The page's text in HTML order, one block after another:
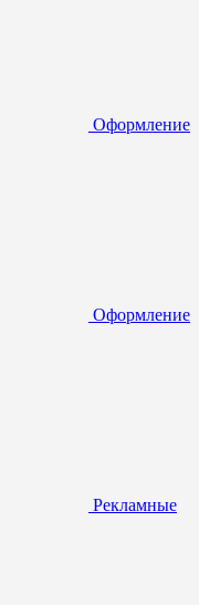
Оформление
Оформление
Рекламные